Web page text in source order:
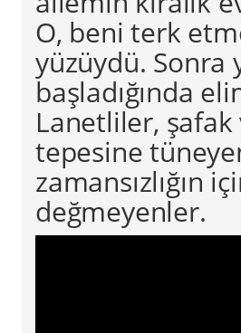
O, beni terk
yüzüydü. Sonra
başladığında
Lanetliler,
tepesine
zamansızlığın
değmeyenler.